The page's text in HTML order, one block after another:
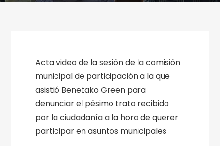
Acta video de la sesión de la comisión
municipal de participación a la que
asistió Benetako Green para
denunciar el pésimo trato recibido
por la ciudadanía a la hora de querer
participar en asuntos municipales